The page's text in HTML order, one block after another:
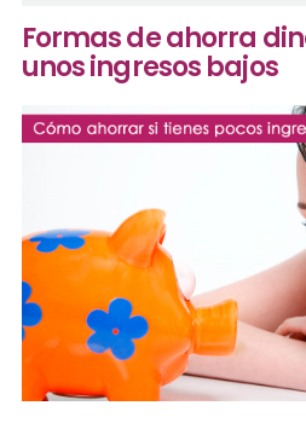
Formas de ahorra
unos ingresos bajos